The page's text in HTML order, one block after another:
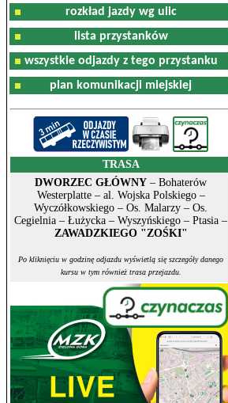
rozkład jazdy wg ulic
lista przystanków
wszystkie odjazdy z tego przystanku
plan komunikacji miejskiej
TRASA
DWORZEC GŁÓWNY – Bohaterów
Westerplatte – al. Wojska Polskiego –
Wyczółkowskiego – Os. Malarzy – Os.
Cegielnia – Łużycka – Wyszyńskiego – Ptasia –
ZAWADZKIEGO "ZOŚKI"
Po kliknięciu w godzinę odjazdu wyświetlą się szczegóły danego
kursu w tym również trasa przejazdu.